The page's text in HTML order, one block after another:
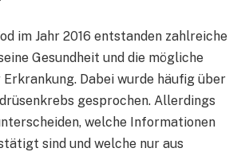
im Jahr 2016 entstanden zahlreiche
Gesundheit und die mögliche
Erkrankung. Dabei wurde häufig über
gesprochen. Allerdings
welche Informationen
sind und welche nur aus